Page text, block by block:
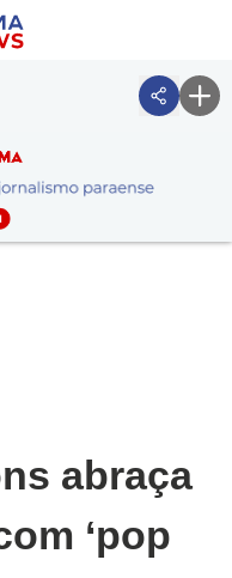
abraça
‘pop